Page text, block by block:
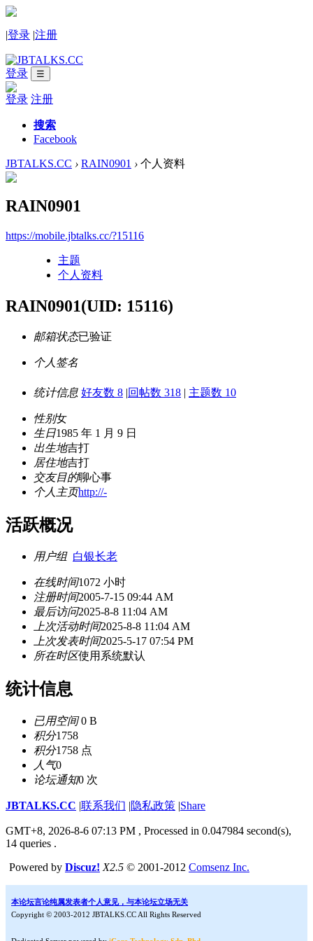
|登录 |注册
登录 ☰
登录 注册
搜索
Facebook
JBTALKS.CC › RAIN0901 › 个人资料
RAIN0901
https://mobile.jbtalks.cc/?15116
主题
个人资料
RAIN0901(UID: 15116)
邮箱状态已验证
个人签名
统计信息 好友数 8 |回帖数 318 | 主题数 10
性别女
生日1985 年 1 月 9 日
出生地吉打
居住地吉打
交友目的聊心事
个人主页http://-
活跃概况
用户组 白银长老
在线时间1072 小时
注册时间2005-7-15 09:44 AM
最后访问2025-8-8 11:04 AM
上次活动时间2025-8-8 11:04 AM
上次发表时间2025-5-17 07:54 PM
所在时区使用系统默认
统计信息
已用空间0 B
积分1758
积分1758 点
人气0
论坛通知0 次
JBTALKS.CC |联系我们 |隐私政策 |Share
GMT+8, 2026-8-6 07:13 PM , Processed in 0.047984 second(s),
14 queries .
Powered by Discuz! X2.5 © 2001-2012 Comsenz Inc.
本论坛言论纯属发表者个人意见，与本论坛立场无关
Copyright © 2003-2012 JBTALKS.CC All Rights Reserved